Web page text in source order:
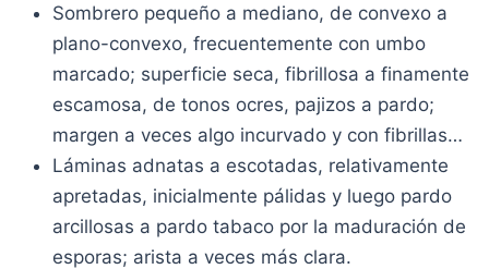
Sombrero pequeño a mediano, de convexo a
plano-convexo, frecuentemente con umbo
marcado; superficie seca, fibrillosa a finamente
escamosa, de tonos ocres, pajizos a pardo;
margen a veces algo incurvado y con fibrillas…
Láminas adnatas a escotadas, relativamente
apretadas, inicialmente pálidas y luego pardo
arcillosas a pardo tabaco por la maduración de
esporas; arista a veces más clara.